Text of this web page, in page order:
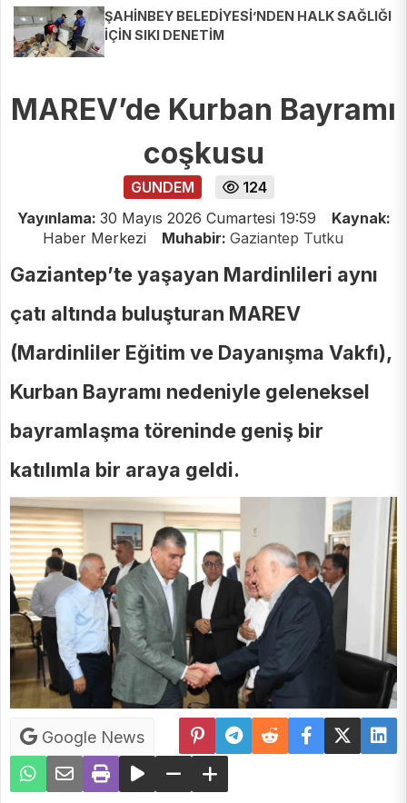
ŞAHİNBEY BELEDİYESİ’NDEN HALK SAĞLIĞI
İÇİN SIKI DENETİM
MAREV’de Kurban Bayramı
coşkusu
GUNDEM
124
Yayınlama: 30 Mayıs 2026 Cumartesi 19:59
Kaynak:
Haber Merkezi
Muhabir: Gaziantep Tutku
Gaziantep’te yaşayan Mardinlileri aynı
çatı altında buluşturan MAREV
(Mardinliler Eğitim ve Dayanışma Vakfı),
Kurban Bayramı nedeniyle geleneksel
bayramlaşma töreninde geniş bir
katılımla bir araya geldi.
Google News